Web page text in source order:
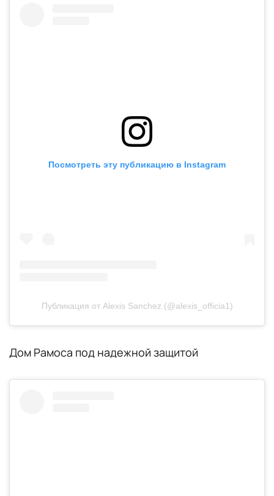
Посмотреть эту публикацию в Instagram
Публикация от Alexis Sanchez (@alexis_officia1)
Дом Рамоса под надежной защитой